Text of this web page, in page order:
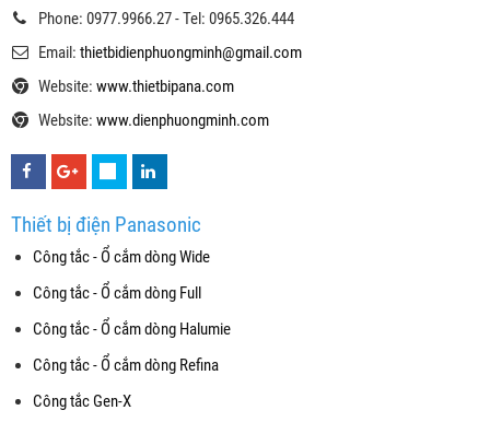
Phone: 0977.9966.27 - Tel: 0965.326.444
Email: thietbidienphuongminh@gmail.com
Website: www.thietbipana.com
Website: www.dienphuongminh.com
Thiết bị điện Panasonic
Công tắc - Ổ cắm dòng Wide
Công tắc - Ổ cắm dòng Full
Công tắc - Ổ cắm dòng Halumie
Công tắc - Ổ cắm dòng Refina
Công tắc Gen-X